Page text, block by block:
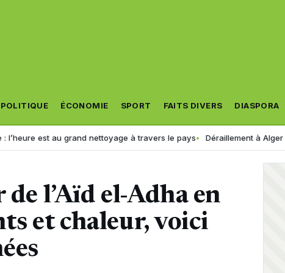
POLITIQUE ÉCONOMIE SPORT FAITS DIVERS DIASPORA
au grand nettoyage à travers le pays Déraillement à Alger : la SNTF
l’Aïd el-Adha en
et chaleur, voici